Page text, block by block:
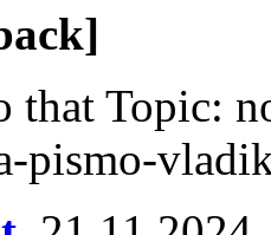
Topic:
pismo-